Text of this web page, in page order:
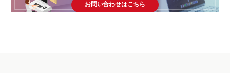
お問い合わせはこちら